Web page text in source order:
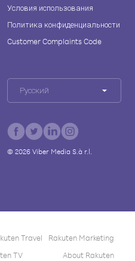
Условия использования
Политика конфиденциальности
Customer Complaints Code
Русский
© 2026Viber Media S.à r.l.
Travel
Rakuten Marketing
TV About Rakuten